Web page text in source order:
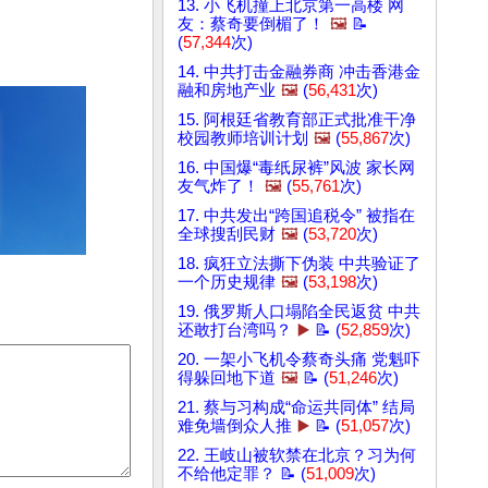
13. 小飞机撞上北京第一高楼 网
友：蔡奇要倒楣了！
🖼️ 📝
(57,344次)
14. 中共打击金融券商 冲击香港金
融和房地产业 🖼️ (56,431次)
15. 阿根廷省教育部正式批准干净
校园教师培训计划 🖼️ (55,867次)
16. 中国爆“毒纸尿裤”风波 家长网
友气炸了！
🖼️ (55,761次)
17. 中共发出“跨国追税令” 被指在
全球搜刮民财 🖼️ (53,720次)
18. 疯狂立法撕下伪装 中共验证了
一个历史规律 🖼️ (53,198次)
19. 俄罗斯人口塌陷全民返贫 中共
还敢打台湾吗？
▶️ 📝 (52,859次)
20. 一架小飞机令蔡奇头痛 党魁吓
得躲回地下道 🖼️ 📝 (51,246次)
21. 蔡与习构成“命运共同体” 结局
难免墙倒众人推 ▶️ 📝 (51,057次)
22. 王岐山被软禁在北京？习为何
不给他定罪？ 📝 (51,009次)